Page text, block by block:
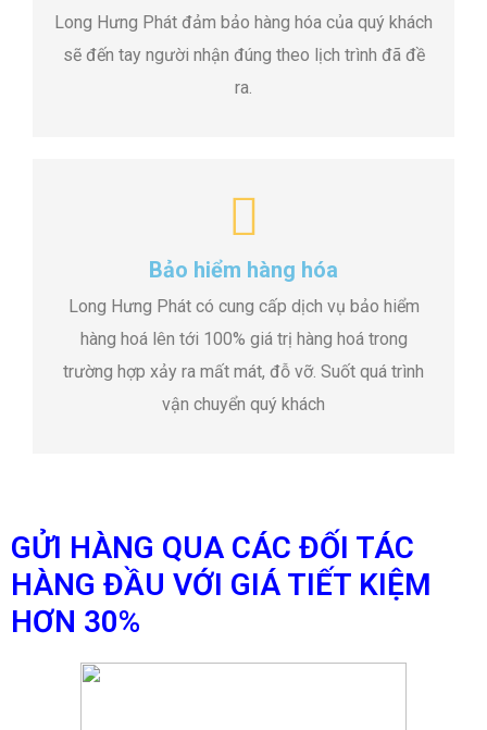
Long Hưng Phát đảm bảo hàng hóa của quý khách
sẽ đến tay người nhận đúng theo lịch trình đã đề
ra.
Bảo hiểm hàng hóa
Long Hưng Phát có cung cấp dịch vụ bảo hiểm
hàng hoá lên tới 100% giá trị hàng hoá trong
trường hợp xảy ra mất mát, đỗ vỡ. Suốt quá trình
vận chuyển quý khách
GỬI HÀNG QUA CÁC ĐỐI TÁC
HÀNG ĐẦU VỚI GIÁ TIẾT KIỆM
HƠN 30%